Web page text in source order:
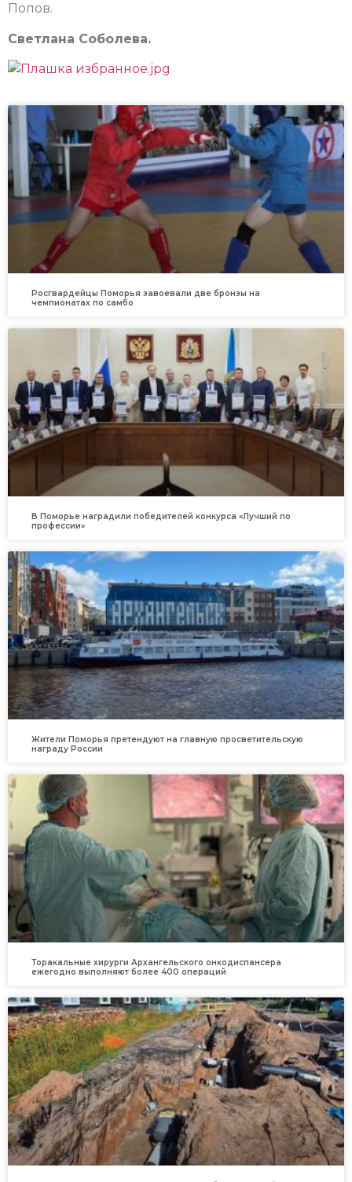
Попов.
Светлана Соболева.
Росгвардейцы Поморья завоевали две бронзы на
чемпионатах по самбо
В Поморье наградили победителей конкурса «Лучший по
профессии»
Жители Поморья претендуют на главную просветительскую
награду России
Торакальные хирурги Архангельского онкодиспансера
ежегодно выполняют более 400 операций